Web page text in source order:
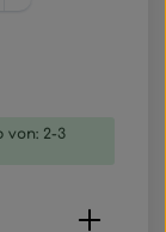
5 Sternen
von: 2-3